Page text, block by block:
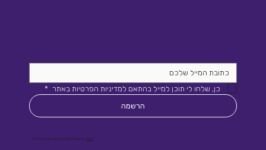
כן, שלחו לי תוכן למייל בהתאם למדיניות הפרטיות באתר *
הרשמה
© 2026 by Site WORKAROUND. Made by LIRON